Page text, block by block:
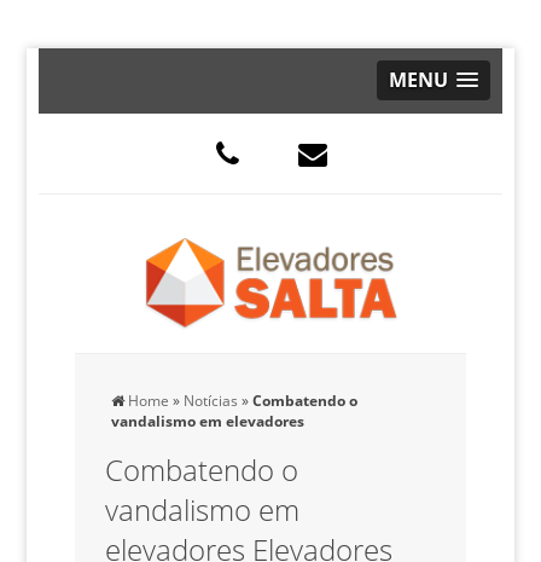
MENU
Home » Notícias »Combatendo o
vandalismo em elevadores
Combatendo o
vandalismo em
elevadores Elevadores